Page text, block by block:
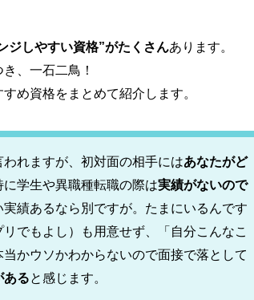
ジしやすい資格”がたくさんあります。
、一石二鳥！
め資格をまとめて紹介します。
れますが、初対面の相手にはあなたがど
学生や異職種転職の際は実績がないので
績あるなら別ですが。たまにいるんです
でもよし）も用意せず、「自分こんなこ
かウソかわからないので面接で落として
あると感じます。